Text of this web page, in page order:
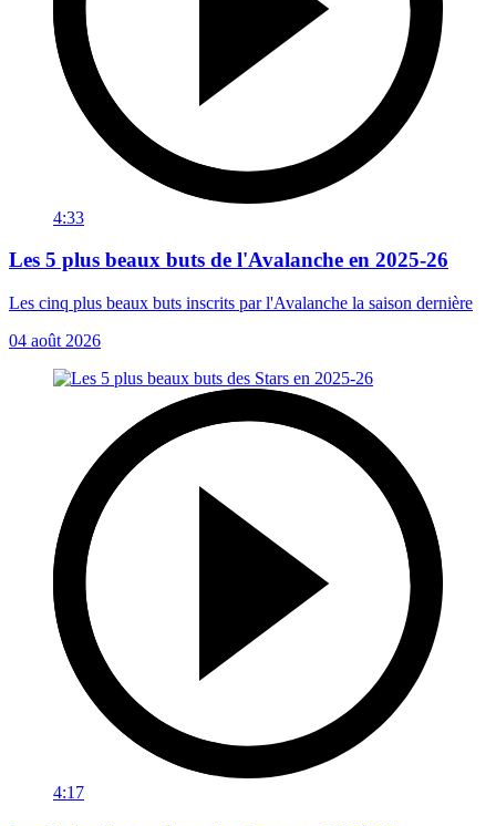
4:33
Les 5 plus beaux buts de l'Avalanche en 2025-26
Les cinq plus beaux buts inscrits par l'Avalanche la saison dernière
04 août 2026
4:17